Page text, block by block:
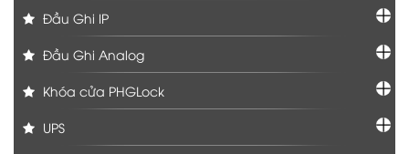
Đầu Ghi IP
Đầu Ghi Analog
Khóa cửa PHGLock
UPS